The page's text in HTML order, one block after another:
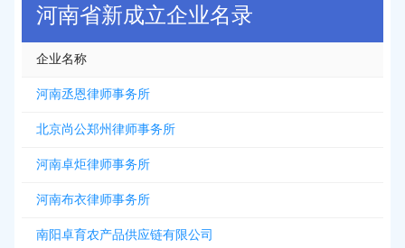
河南省新成立企业名录
企业名称
河南丞恩律师事务所
北京尚公郑州律师事务所
河南卓炬律师事务所
河南布衣律师事务所
南阳卓育农产品供应链有限公司